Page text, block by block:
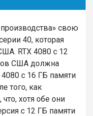
свою
40, которая
RTX 4080 с 12
США должна
4080 с 16 ГБ памяти
того, как
хотя обе они
с 12 ГБ памяти